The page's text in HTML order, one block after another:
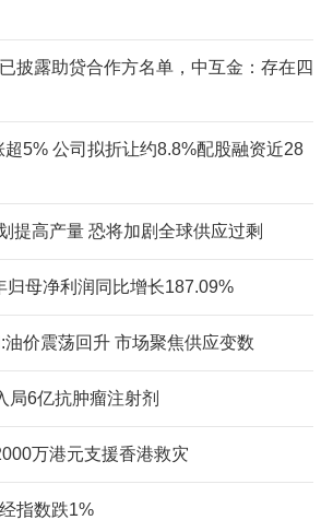
披露助贷合作方名单，中互金：存在四
5% 公司拟折让约8.8%配股融资近28
提高产量 恐将加剧全球供应过剩
归母净利润同比增长187.09%
价震荡回升 市场聚焦供应变数
局6亿抗肿瘤注射剂
万港元支援香港救灾
指数跌1%